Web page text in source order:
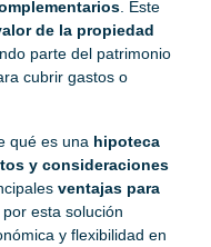
. Este
de la propiedad
parte del patrimonio
cubrir gastos o
qué es una hipoteca
y consideraciones
ventajas para
esta solución
y flexibilidad en